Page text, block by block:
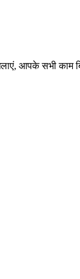
आपके सभी काम